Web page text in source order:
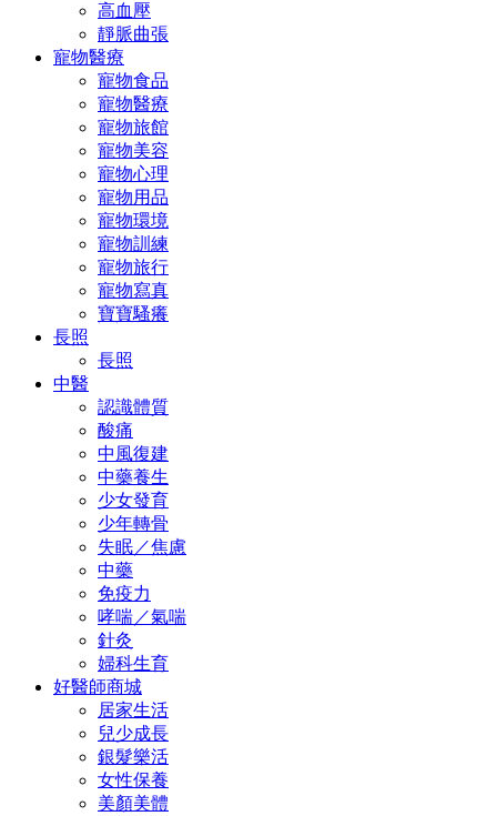
高血壓
靜脈曲張
寵物醫療
寵物食品
寵物醫療
寵物旅館
寵物美容
寵物心理
寵物用品
寵物環境
寵物訓練
寵物旅行
寵物寫真
寶寶騷癢
長照
長照
中醫
認識體質
酸痛
中風復建
中藥養生
少女發育
少年轉骨
失眠／焦慮
中藥
免疫力
哮喘／氣喘
針灸
婦科生育
好醫師商城
居家生活
兒少成長
銀髮樂活
女性保養
美顏美體